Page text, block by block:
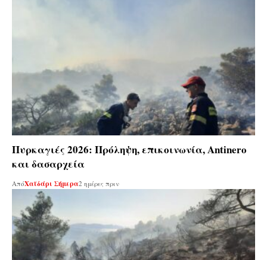
Πυρκαγιές 2026: Πρόληψη, επικοινωνία, Antinero
και δασαρχεία
ΑπόΧαϊδάρι Σήμερα2 ημέρες πριν